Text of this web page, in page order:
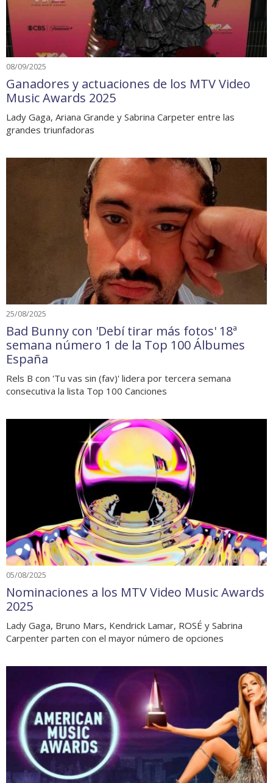
08/09/2025
Ganadores y actuaciones de los MTV Video
Music Awards 2025
Lady Gaga, Ariana Grande y Sabrina Carpeter entre las
grandes triunfadoras
25/08/2025
Bad Bunny con 'Debí tirar más fotos' 18ª
semana número 1 de la Top 100 Álbumes
España
Rels B con 'Tu vas sin (fav)' lidera por tercera semana
consecutiva la lista Top 100 Canciones
05/08/2025
Nominaciones a los MTV Video Music Awards
2025
Lady Gaga, Bruno Mars, Kendrick Lamar, ROSÉ y Sabrina
Carpenter parten con el mayor número de opciones